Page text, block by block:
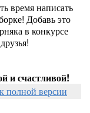
время написать
Добавь это
в конкурсе
и счастливой!
к полной версии